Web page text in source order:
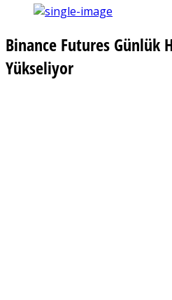
Binance Futures Günlük
Yükseliyor